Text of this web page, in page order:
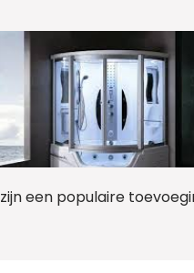
zijn een populaire